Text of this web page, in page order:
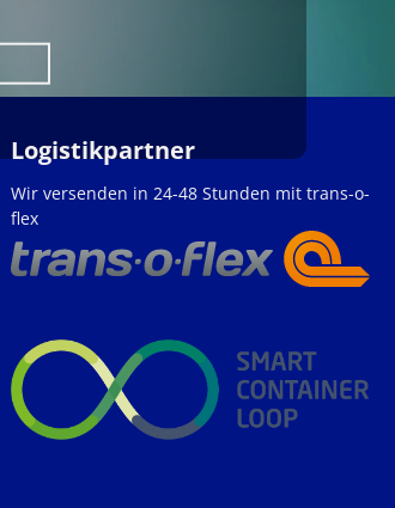
Logistikpartner
Wir versenden in 24-48 Stunden mit trans-o-
flex